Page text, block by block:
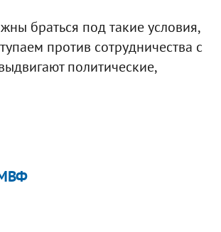
браться под такие условия,
против сотрудничества с
политические,
МВФ